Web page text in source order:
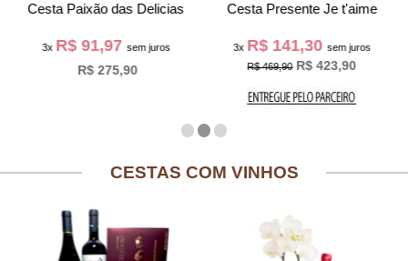
Cesta Paixão das Delicias
3x R$ 91,97 sem juros
R$ 275,90
Cesta Presente Je t'aime
3x R$ 141,30 sem juros
R$ 469,90 R$ 423,90
CESTAS COM VINHOS